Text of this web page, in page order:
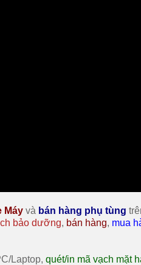
Máy và bán hàng phụ tùng
bảo dưỡng, bán hàng, mua
Laptop, quét/in mã vạch mặt